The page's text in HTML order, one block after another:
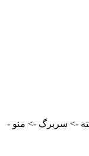
-> سربرگ -> منو -